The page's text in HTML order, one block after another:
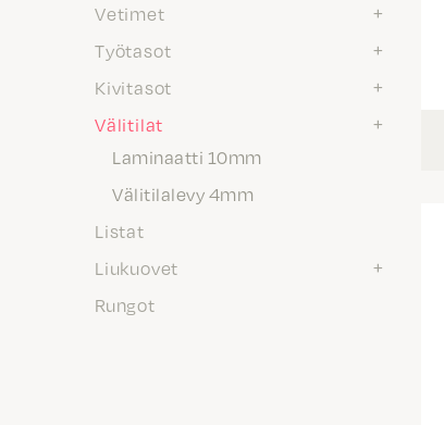
Vetimet
Työtasot
Kivitasot
Välitilat
Laminaatti 10mm
Välitilalevy 4mm
Listat
Liukuovet
Rungot